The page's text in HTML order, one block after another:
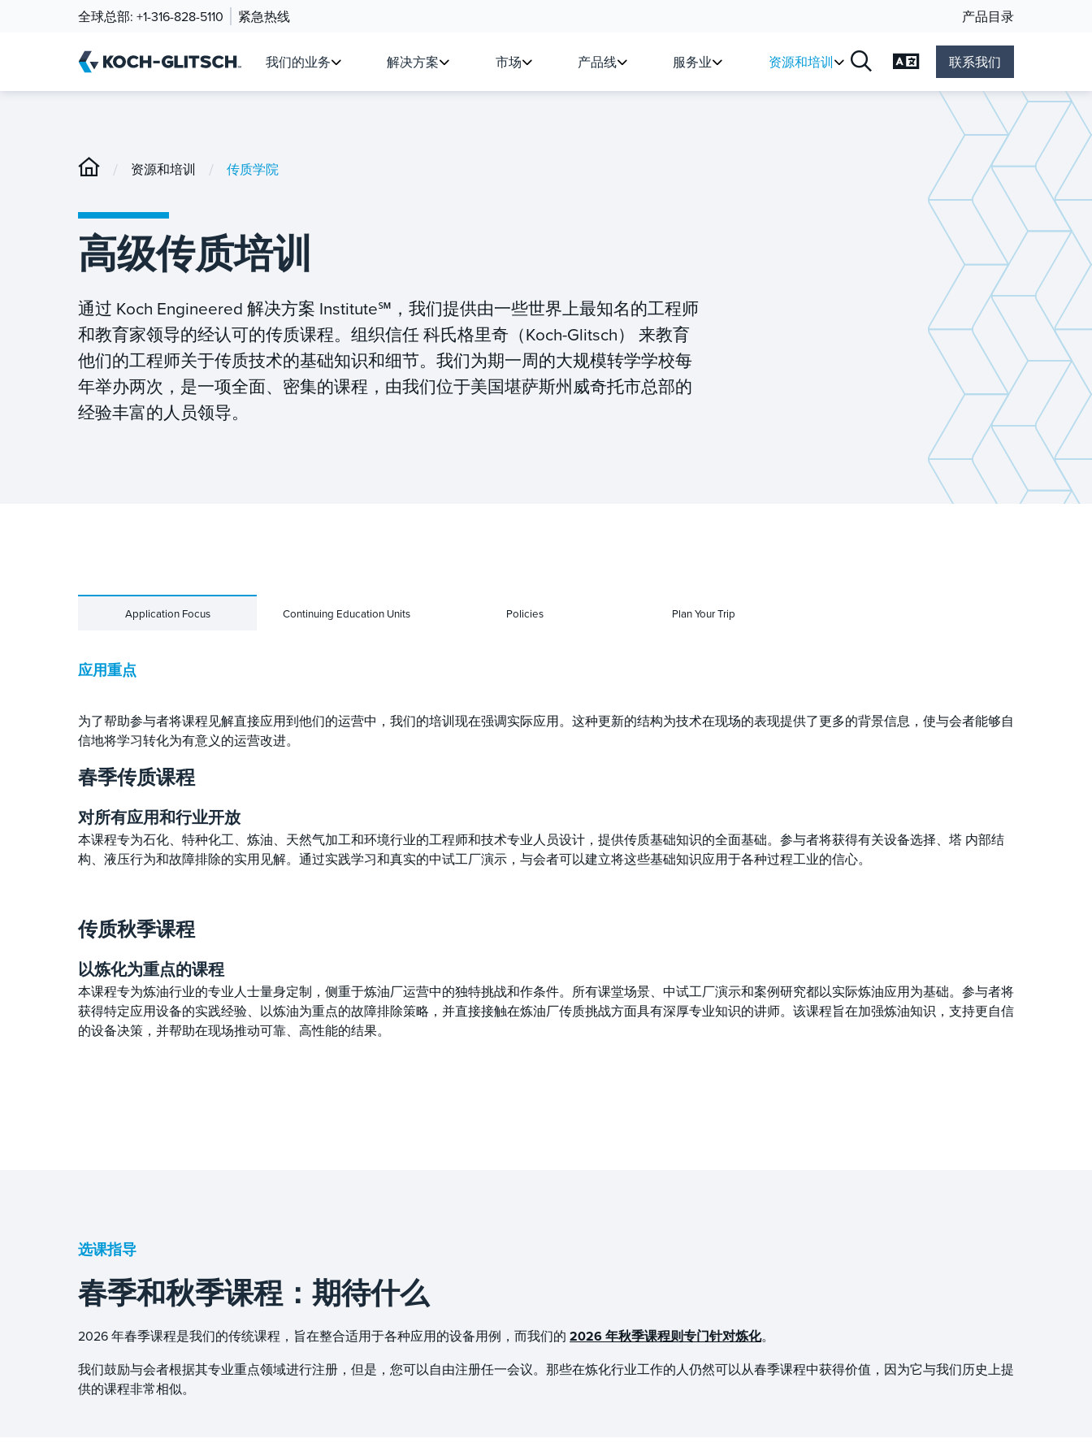
全球总部: +1-316-828-5110 紧急热线 产品目录
我们的业务 解决方案 市场 产品线 服务业 资源和培训 更改语言联系我们
/ 资源和培训 / 传质学院
高级传质培训
通过 Koch Engineered 解决方案 Institute℠，我们提供由一些世界上最知名的工程师
和教育家领导的经认可的传质课程。组织信任 科氏格里奇（Koch-Glitsch） 来教育
他们的工程师关于传质技术的基础知识和细节。我们为期一周的大规模转学学校每
年举办两次，是一项全面、密集的课程，由我们位于美国堪萨斯州威奇托市总部的
经验丰富的人员领导。
Application Focus Continuing Education Units Policies Plan Your Trip
应用重点
为了帮助参与者将课程见解直接应用到他们的运营中，我们的培训现在强调实际应用。这种更新的结构为技术在现场的表现提供了更多的背景信息，使与会者能够自
信地将学习转化为有意义的运营改进。
春季传质课程
对所有应用和行业开放
本课程专为石化、特种化工、炼油、天然气加工和环境行业的工程师和技术专业人员设计，提供传质基础知识的全面基础。参与者将获得有关设备选择、塔 内部结
构、液压行为和故障排除的实用见解。通过实践学习和真实的中试工厂演示，与会者可以建立将这些基础知识应用于各种过程工业的信心。
传质秋季课程
以炼化为重点的课程
本课程专为炼油行业的专业人士量身定制，侧重于炼油厂运营中的独特挑战和作条件。所有课堂场景、中试工厂演示和案例研究都以实际炼油应用为基础。参与者将
获得特定应用设备的实践经验、以炼油为重点的故障排除策略，并直接接触在炼油厂传质挑战方面具有深厚专业知识的讲师。该课程旨在加强炼油知识，支持更自信
的设备决策，并帮助在现场推动可靠、高性能的结果。
选课指导
春季和秋季课程：期待什么
2026 年春季课程是我们的传统课程，旨在整合适用于各种应用的设备用例，而我们的 2026 年秋季课程则专门针对炼化。
我们鼓励与会者根据其专业重点领域进行注册，但是，您可以自由注册任一会议。那些在炼化行业工作的人仍然可以从春季课程中获得价值，因为它与我们历史上提
供的课程非常相似。